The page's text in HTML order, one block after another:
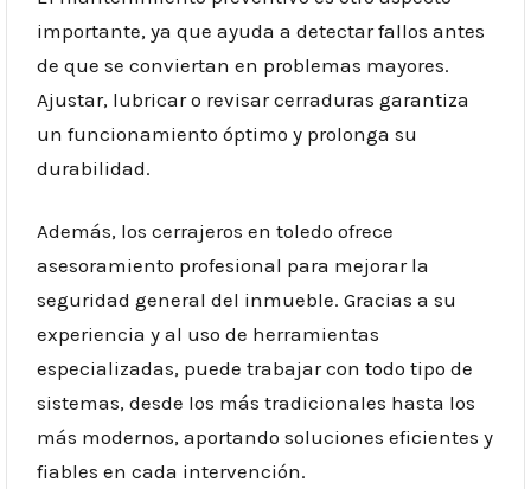
importante, ya que ayuda a detectar fallos antes
de que se conviertan en problemas mayores.
Ajustar, lubricar o revisar cerraduras garantiza
un funcionamiento óptimo y prolonga su
durabilidad.
Además, los cerrajeros en toledo ofrece
asesoramiento profesional para mejorar la
seguridad general del inmueble. Gracias a su
experiencia y al uso de herramientas
especializadas, puede trabajar con todo tipo de
sistemas, desde los más tradicionales hasta los
más modernos, aportando soluciones eficientes y
fiables en cada intervención.